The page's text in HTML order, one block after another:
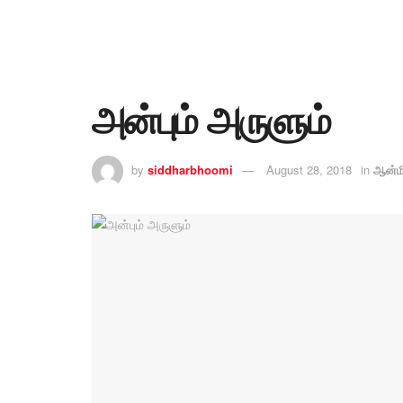
அன்பும் அருளும்
by siddharbhoomi August 28, 2018 in